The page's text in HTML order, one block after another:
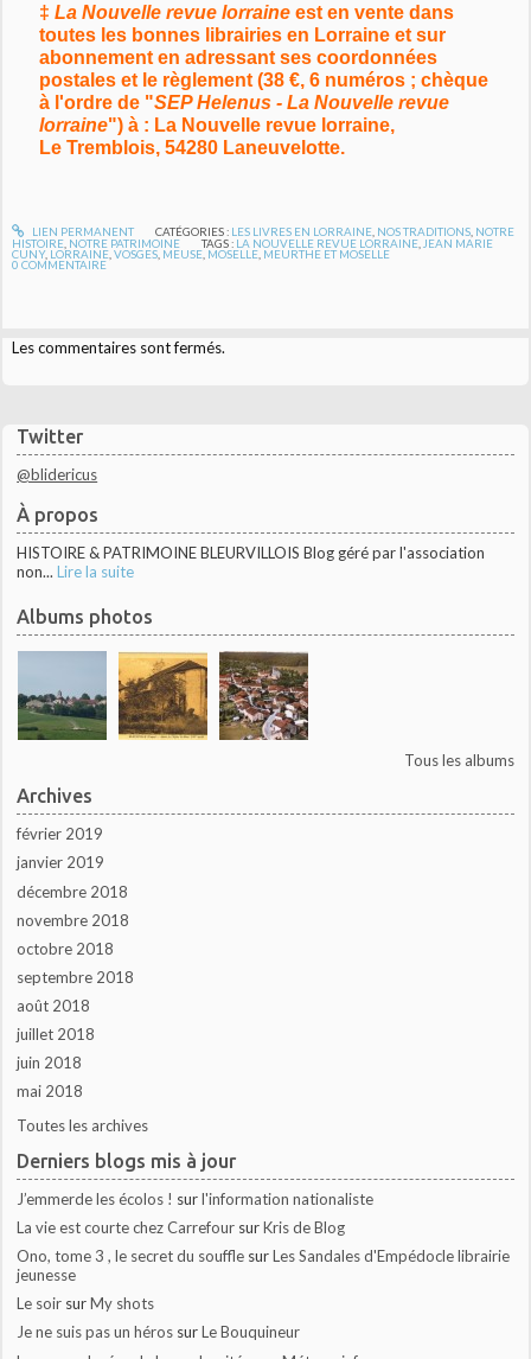
Twitter
@blidericus
À propos
HISTOIRE & PATRIMOINE BLEURVILLOIS Blog géré par l'association
non... Lire la suite
Albums photos
Tous les albums
Archives
février 2019
janvier 2019
décembre 2018
novembre 2018
octobre 2018
septembre 2018
août 2018
juillet 2018
juin 2018
mai 2018
Toutes les archives
Derniers blogs mis à jour
J’emmerde les écolos ! surl'information nationaliste
La vie est courte chez Carrefour surKris de Blog
Ono, tome 3 , le secret du souffle surLes Sandales d'Empédocle librairie
jeunesse
Le soir surMy shots
Je ne suis pas un héros surLe Bouquineur
‡ La Nouvelle revue lorraineest en vente dans
toutes les bonnes librairies en Lorraine et sur
abonnement en adressant ses coordonnées
postales et le règlement (38 €, 6 numéros ; chèque
à l'ordre de "SEP Helenus - La Nouvelle revue
lorraine") à : La Nouvelle revue lorraine,
Le Tremblois, 54280 Laneuvelotte.
LIEN PERMANENT CATÉGORIES : LES LIVRES EN LORRAINE, NOS TRADITIONS, NOTRE
HISTOIRE NOTRE PATRIMOINE TAGS : LA NOUVELLE REVUE LORRAINE JEAN MARIE
CUNY, LORRAINE ,VOSGES MEUSE MOSELLE MEURTHE ET MOSELLE
0 COMMENTAIRE
Les commentaires sont fermés.